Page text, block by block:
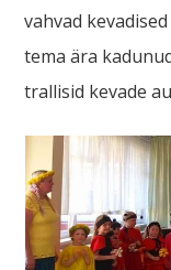
vahvad
tema ära
trallisid kevade